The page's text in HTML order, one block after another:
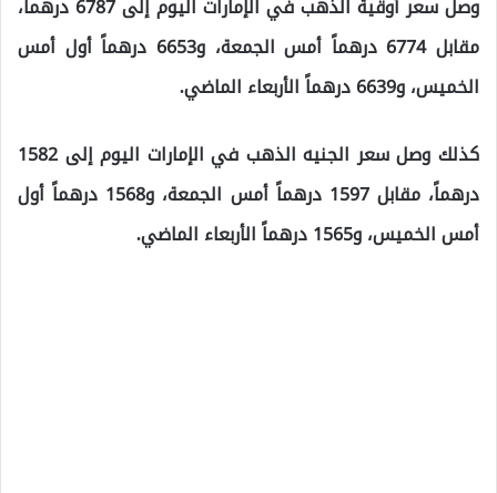
وصل سعر أوقية الذهب في الإمارات اليوم إلى 6787 درهماً،
مقابل 6774 درهماً أمس الجمعة، و6653 درهماً أول أمس
الخميس، و6639 درهماً الأربعاء الماضي.
كذلك وصل سعر الجنيه الذهب في الإمارات اليوم إلى 1582
درهماً، مقابل 1597 درهماً أمس الجمعة، و1568 درهماً أول
أمس الخميس، و1565 درهماً الأربعاء الماضي.